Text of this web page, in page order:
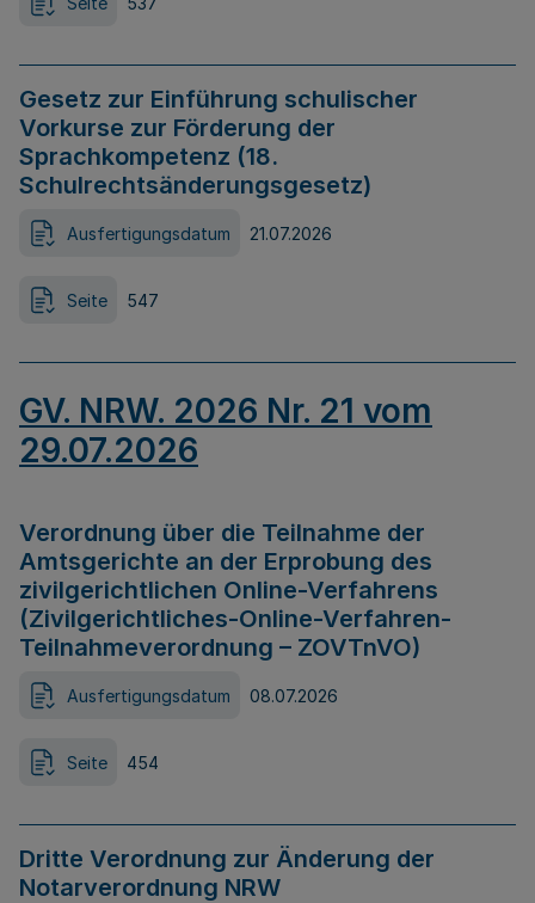
Gesetz zur Einführung schulischer
Vorkurse zur Förderung der
Sprachkompetenz (18.
Schulrechtsänderungsgesetz)
Ausfertigungsdatum 21.07.2026
Seite 547
GV. NRW. 2026 Nr. 21 vom
29.07.2026
Verordnung über die Teilnahme der
Amtsgerichte an der Erprobung des
zivilgerichtlichen Online-Verfahrens
(Zivilgerichtliches-Online-Verfahren-
Teilnahmeverordnung – ZOVTnVO)
Ausfertigungsdatum 08.07.2026
Seite 454
Dritte Verordnung zur Änderung der
Notarverordnung NRW